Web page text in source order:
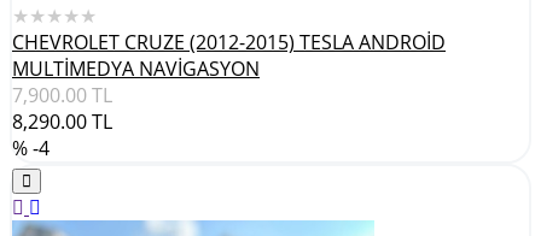
★★★★★
CHEVROLET CRUZE (2012-2015) TESLA ANDROİD
MULTİMEDYA NAVİGASYON
7,900.00TL
8,290.00TL
% -4